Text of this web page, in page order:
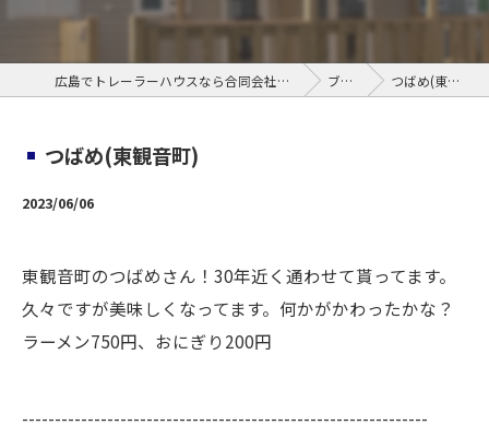
広島でトレーラーハウスなら合同会社サンクビジョン ブログ つばめ(東観音町)
つばめ(東観音町)
2023/06/06
東観音町のつばめさん！30年近く通わせて貰ってます。
久々ですが美味しくなってます。何かがかわったかな？
ラーメン750円、おにぎり200円
--------------------------------------------------------------